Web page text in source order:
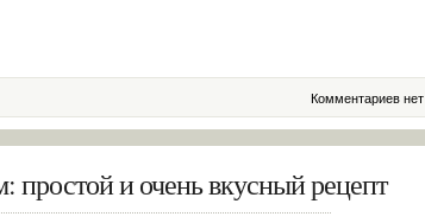
Комментариев нет
и очень вкусный рецепт